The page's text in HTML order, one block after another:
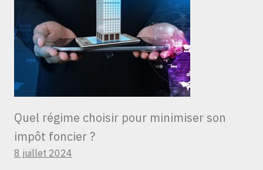
Quel régime choisir pour minimiser son
impôt foncier ?
8 juillet 2024